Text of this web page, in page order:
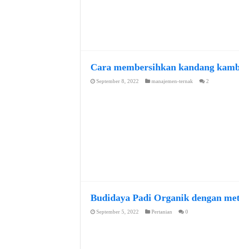
Cara membersihkan kandang
September 8, 2022 manajemen-ternak 2
Budidaya Padi Organik dengan
September 5, 2022 Pertanian 0